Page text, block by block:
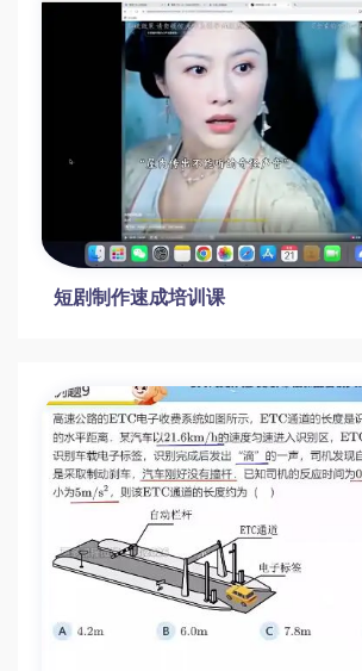
193集美甲教程全集-语菲
【百度云】抖音网红英语名师 雪梨初
语法课